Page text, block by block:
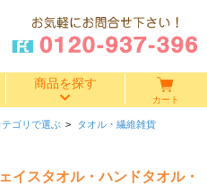
商品を探す
カート
テゴリで選ぶ > タオル・繊維雑貨
スタオル・ハンドタオル・